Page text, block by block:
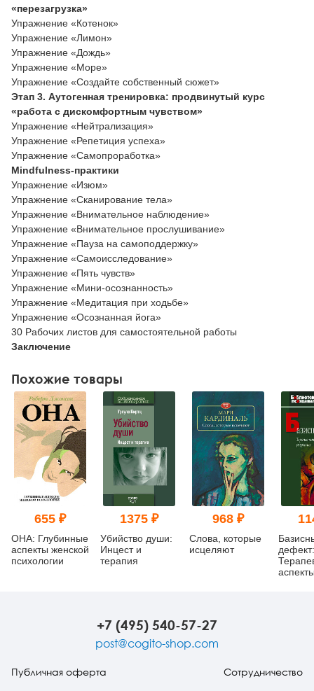
«перезагрузка»
Упражнение «Котенок»
Упражнение «Лимон»
Упражнение «Дождь»
Упражнение «Море»
Упражнение «Создайте собственный сюжет»
Этап 3. Аутогенная тренировка: продвинутый курс
«работа с дискомфортным чувством»
Упражнение «Нейтрализация»
Упражнение «Репетиция успеха»
Упражнение «Самопроработка»
Mindfulness-практики
Упражнение «Изюм»
Упражнение «Сканирование тела»
Упражнение «Внимательное наблюдение»
Упражнение «Внимательное прослушивание»
Упражнение «Пауза на самоподдержку»
Упражнение «Самоисследование»
Упражнение «Пять чувств»
Упражнение «Мини-осознанность»
Упражнение «Медитация при ходьбе»
Упражнение «Осознанная йога»
30 Рабочих листов для самостоятельной работы
Заключение
Похожие товары
655 ₽
ОНА: Глубинные
аспекты женской
психологии
1375 ₽
Убийство души:
Инцест и
терапия
968 ₽
Слова, которые
исцеляют
дефект:
+7 (495) 540-57-27
post@cogito-shop.com
Публичная оферта Сотрудничество